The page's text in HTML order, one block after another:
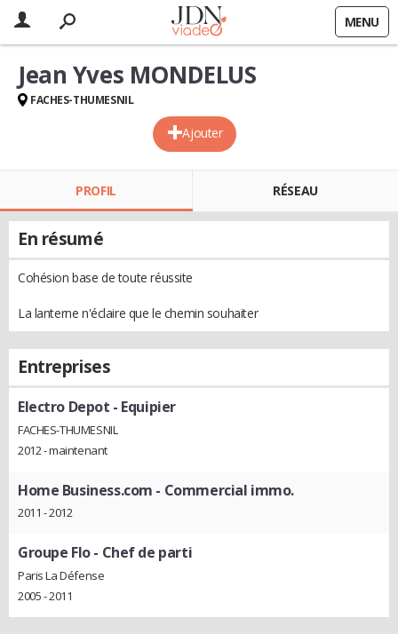
MENU
Ajouter
Jean Yves MONDELUS
FACHES-THUMESNIL
PROFIL RÉSEAU
En résumé
Cohésion base de toute réussite
La lanterne n'éclaire que le chemin souhaiter
Entreprises
Electro Depot - Equipier
FACHES-THUMESNIL
2012 - maintenant
Home Business.com - Commercial immo.
2011 - 2012
Groupe Flo- Chef de parti
Paris La Défense
2005 - 2011